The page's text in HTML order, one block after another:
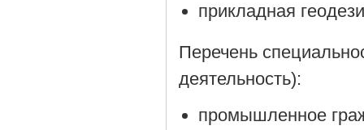
прикладная
Перечень
деятельность):
промышленное